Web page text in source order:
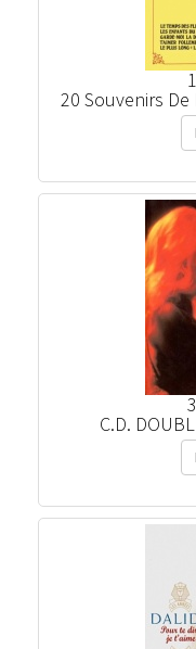
20 Souvenirs De
C.D.